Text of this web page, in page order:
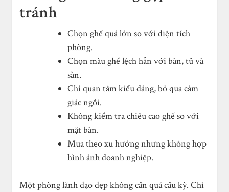
tránh
Chọn ghế quá lớn so với diện tích
phòng.
Chọn màu ghế lệch hẳn với bàn, tủ và
sàn.
Chỉ quan tâm kiểu dáng, bỏ qua cảm
giác ngồi.
Không kiểm tra chiều cao ghế so với
mặt bàn.
Mua theo xu hướng nhưng không hợp
hình ảnh doanh nghiệp.
Một phòng lãnh đạo đẹp không cần quá cầu kỳ. Chỉ